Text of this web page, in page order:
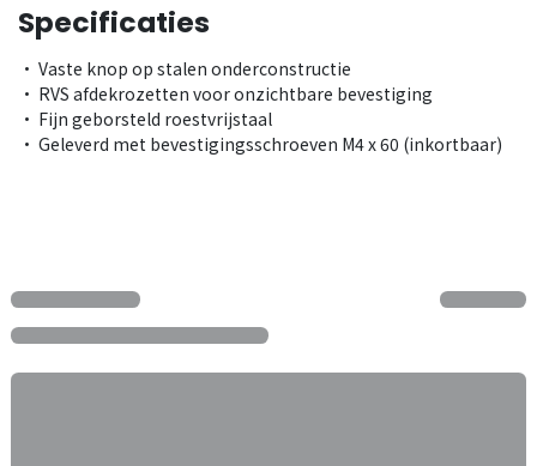
Specificaties
• Vaste knop op stalen onderconstructie
• RVS afdekrozetten voor onzichtbare bevestiging
• Fijn geborsteld roestvrijstaal
• Geleverd met bevestigingsschroeven M4 x 60 (inkortbaar)